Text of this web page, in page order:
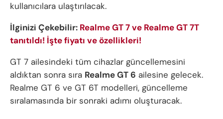
kullanıcılara ulaştırılacak.
İlginizi Çekebilir: Realme GT 7 ve Realme GT 7T
tanıtıldı! İşte fiyatı ve özellikleri!
GT 7 ailesindeki tüm cihazlar güncellemesini
aldıktan sonra sıra Realme GT 6 ailesine gelecek.
Realme GT 6 ve GT 6T modelleri, güncelleme
sıralamasında bir sonraki adımı oluşturacak.